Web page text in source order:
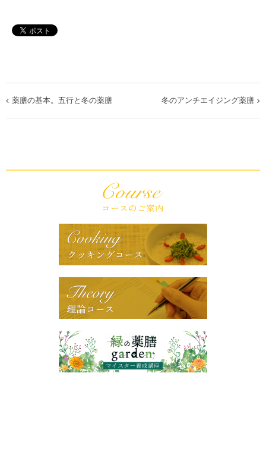
イ
薬膳の基本。五行と冬の薬膳 冬のアンチエイジング薬膳